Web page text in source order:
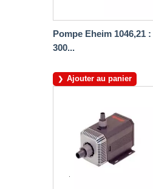
Pompe Eheim 1046,21 :
300...
Ajouter au panier